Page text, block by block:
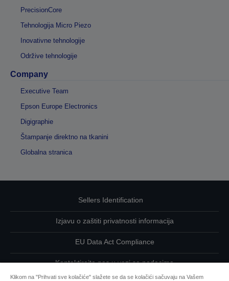
PrecisionCore
Tehnologija Micro Piezo
Inovativne tehnologije
Održive tehnologije
Company
Executive Team
Epson Europe Electronics
Digigraphie
Štampanje direktno na tkanini
Globalna stranica
Sellers Identification
Izjavu o zaštiti privatnosti informacija
EU Data Act Compliance
Kontaktirajte nas u vezi sa podacima
Klikom na "Prihvati sve kolačiće" slažete se da se kolačići sačuvaju na Vašem